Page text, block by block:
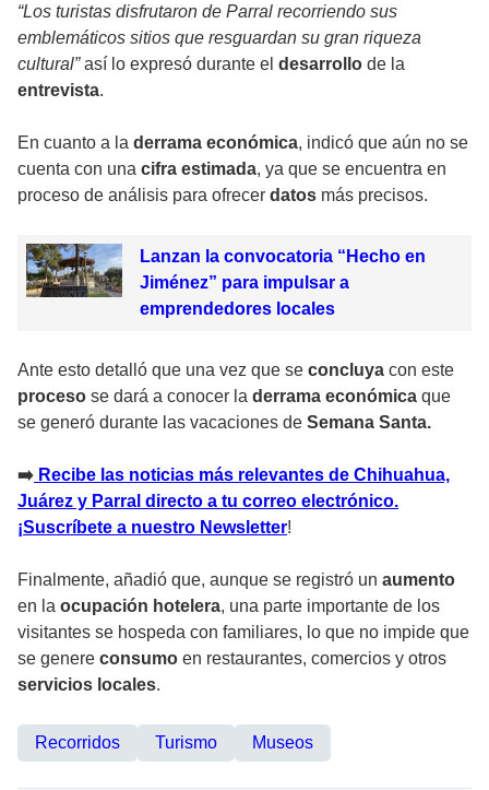
“Los turistas disfrutaron de Parral recorriendo sus
emblemáticos sitios que resguardan su gran riqueza
cultural”así lo expresó durante el desarrollo de la
entrevista.
En cuanto a la derrama económica, indicó que aún no se
cuenta con una cifra estimada, ya que se encuentra en
proceso de análisis para ofrecer datos más precisos.
Lanzan la convocatoria “Hecho en
Jiménez” para impulsar a
emprendedores locales
Ante esto detalló que una vez que se concluya con este
proceso se dará a conocer la derrama económica que
se generó durante las vacaciones de Semana Santa.
➡️ Recibe las noticias más relevantes de Chihuahua,
Juárez y Parral directo a tu correo electrónico.
¡Suscríbete a nuestro Newsletter!
Finalmente, añadió que, aunque se registró un aumento
en la ocupación hotelera, una parte importante de los
visitantes se hospeda con familiares, lo que no impide que
se genere consumo en restaurantes, comercios y otros
servicios locales.
Recorridos Turismo Museos